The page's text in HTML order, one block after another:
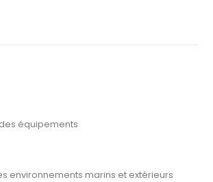
équipements
environnements marins et extérieurs